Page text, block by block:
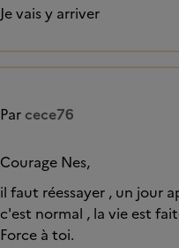
Je vais y arriver
Par cece76
Courage Nes,
il faut réessayer , un jour
c'est normal , la vie est
Force à toi.